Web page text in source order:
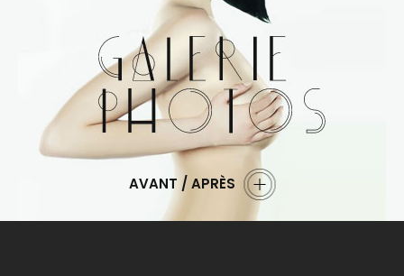
AVANT / APRÈS